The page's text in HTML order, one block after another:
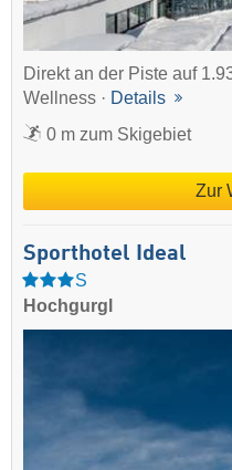
Direkt an der Piste auf
Wellness · Details
0 m zum Skigebiet
Zur
Sporthotel Ideal
S
Hochgurgl